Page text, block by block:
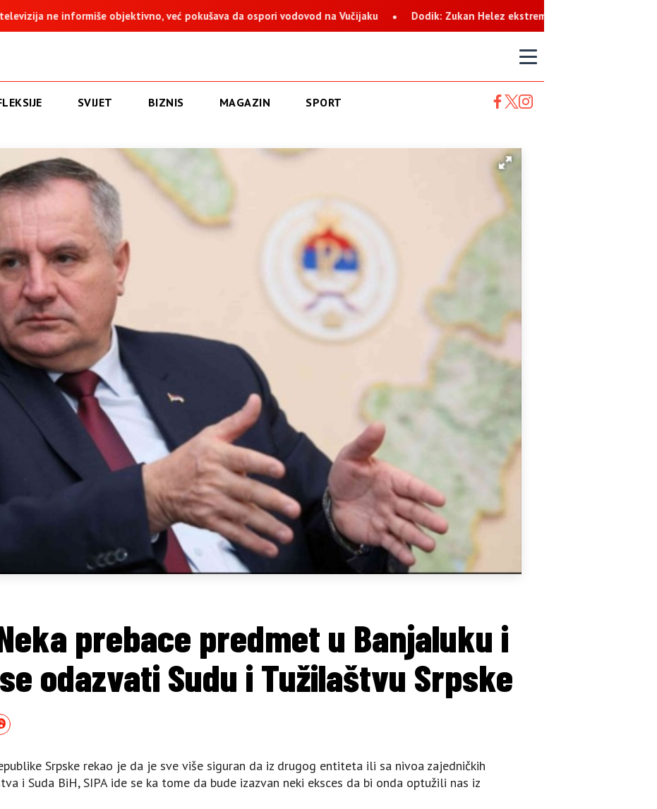
već pokušava da ospori vodovod na Vučijaku Dodik: Zukan Helez ekstremista koji svaku priliku koristi za netrpeljivost
SVIJET BIZNIS MAGAZIN SPORT
prebace predmet u Banjaluku i
odazvati Sudu i Tužilaštvu Srpske
Srpske rekao je da je sve više siguran da iz drugog entiteta ili sa nivoa zajedničkih
i Suda BiH, SIPA ide se ka tome da bude izazvan neki eksces da bi onda optužili nas iz